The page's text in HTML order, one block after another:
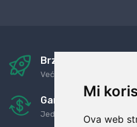
Mi
Ova web
Brza i sigurna
Već za nekoliko dana kod
Garancija u povrat
Jednostavno pravilo: